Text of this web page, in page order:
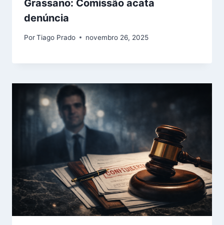
Grassano: Comissão acata
denúncia
PorTiago Prado novembro 26, 2025